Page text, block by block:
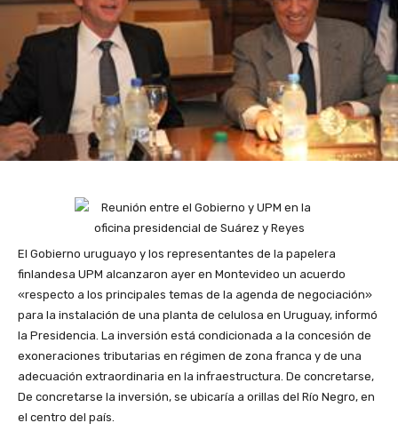
El Gobierno uruguayo y los representantes de la papelera
finlandesa UPM alcanzaron ayer en Montevideo un acuerdo
«respecto a los principales temas de la agenda de negociación»
para la instalación de una planta de celulosa en Uruguay, informó
la Presidencia. La inversión está condicionada a la concesión de
exoneraciones tributarias en régimen de zona franca y de una
adecuación extraordinaria en la infraestructura. De concretarse,
De concretarse la inversión, se ubicaría a orillas del Río Negro, en
el centro del país.